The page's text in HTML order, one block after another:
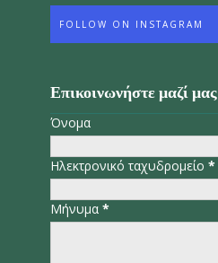
FOLLOW ON INSTAGRAM
Επικοινωνήστε μαζί μας
Όνομα
Ηλεκτρονικό ταχυδρομείο*
Μήνυμα*